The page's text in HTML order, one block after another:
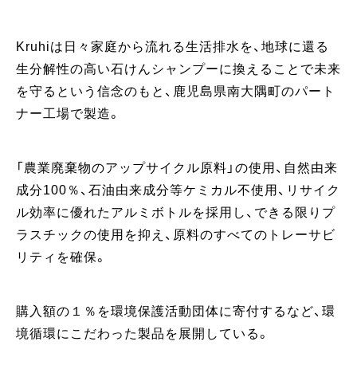
Kruhiは日々家庭から流れる生活排水を、地球に還る
生分解性の高い石けんシャンプーに換えることで未来
を守るという信念のもと、鹿児島県南大隅町のパート
ナー工場で製造。
「農業廃棄物のアップサイクル原料」の使用、自然由来
成分100％、石油由来成分等ケミカル不使用、リサイク
ル効率に優れたアルミボトルを採用し、できる限りプ
ラスチックの使用を抑え、原料のすべてのトレーサビ
リティを確保。
購入額の１％を環境保護活動団体に寄付するなど、環
境循環にこだわった製品を展開している。